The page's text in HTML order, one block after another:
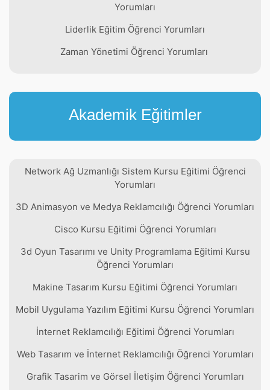
Yorumları
Liderlik Eğitim Öğrenci Yorumları
Zaman Yönetimi Öğrenci Yorumları
Akademik Eğitimler
Network Ağ Uzmanlığı Sistem Kursu Eğitimi Öğrenci
Yorumları
3D Animasyon ve Medya Reklamcılığı Öğrenci Yorumları
Cisco Kursu Eğitimi Öğrenci Yorumları
3d Oyun Tasarımı ve Unity Programlama Eğitimi Kursu
Öğrenci Yorumları
Makine Tasarım Kursu Eğitimi Öğrenci Yorumları
Mobil Uygulama Yazılım Eğitimi Kursu Öğrenci Yorumları
İnternet Reklamcılığı Eğitimi Öğrenci Yorumları
Web Tasarım ve İnternet Reklamcılığı Öğrenci Yorumları
Grafik Tasarim ve Görsel İletişim Öğrenci Yorumları